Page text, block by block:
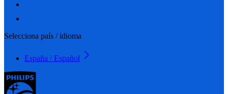
Selecciona país / idioma
España / Español